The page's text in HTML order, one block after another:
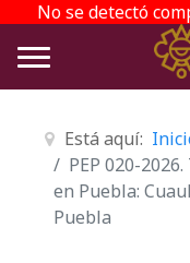
No se detectó
Está aquí:
PEP 020-
en Puebla:
Puebla